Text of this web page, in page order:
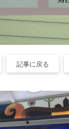
記事に戻る